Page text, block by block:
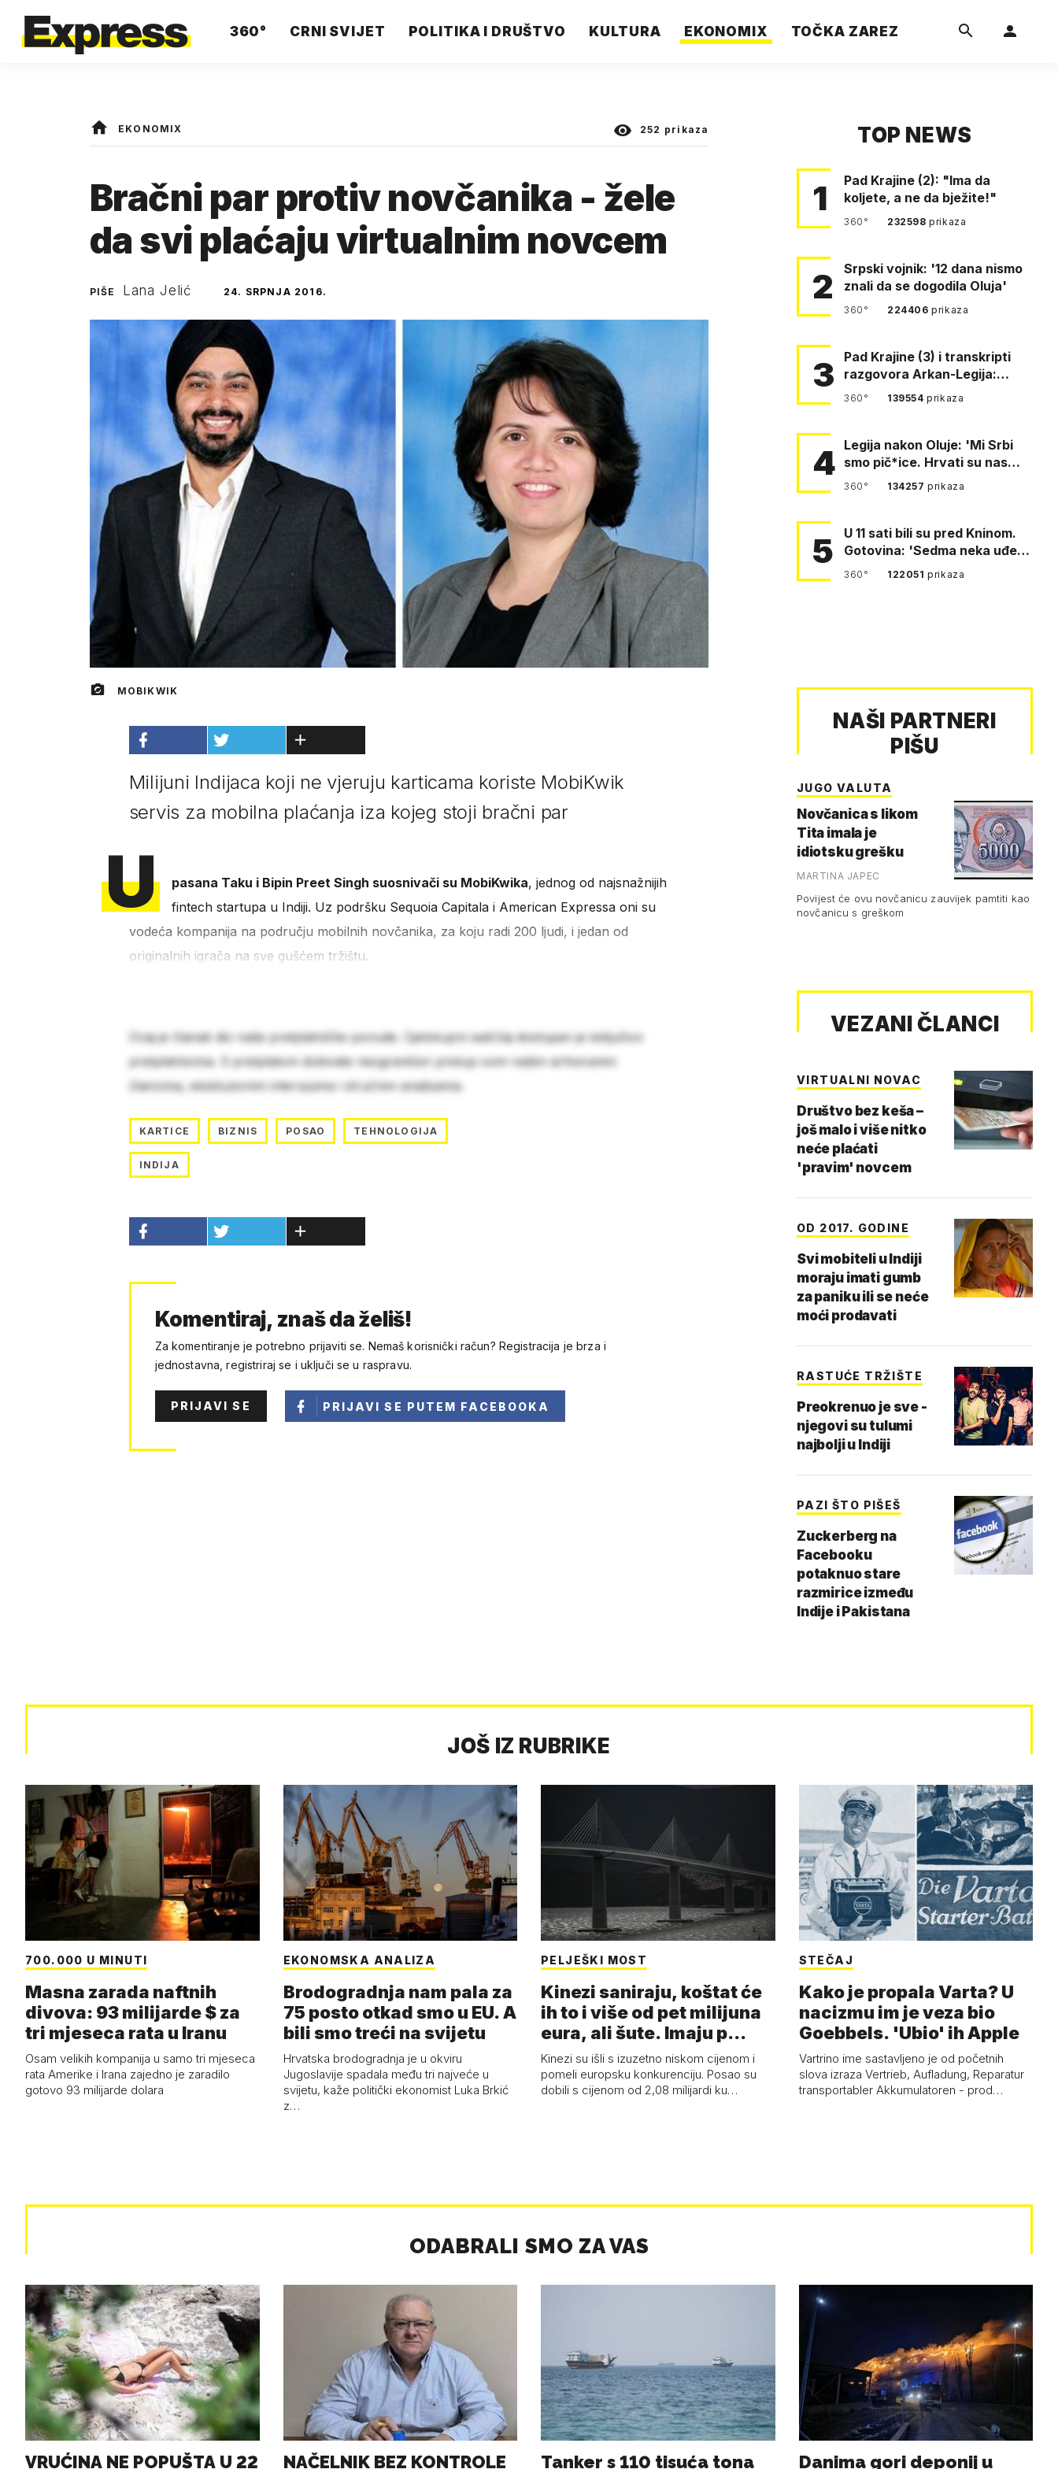
360° CRNI SVIJET POLITIKA I DRUŠTVO KULTURA EKONOMIX TOČKA ZAREZ
EKONOMIX 252 prikaza
Bračni par protiv novčanika - žele
da svi plaćaju virtualnim novcem
PIŠE Lana Jelić 24. SRPNJA 2016.
MOBIKWIK
Milijuni Indijaca koji ne vjeruju karticama koriste MobiKwik
servis za mobilna plaćanja iza kojeg stoji bračni par
U pasana Taku i Bipin Preet Singh suosnivači su MobiKwika, jednog od najsnažnijih
fintech startupa u Indiji. Uz podršku Sequoia Capitala i American Expressa oni su
vodeća kompanija na području mobilnih novčanika, za koju radi 200 ljudi, i jedan od
originalnih igrača na sve gušćem tržištu.
Ovaj je članak dio naše pretplatničke ponude. Cjelokupni sadržaj dostupan je isključivo
pretplatnicima. S pretplatom dobivate neograničen pristup svim našim arhiviranim
člancima, ekskluzivnim intervjuima i stručnim analizama.
KARTICE BIZNIS POSAO TEHNOLOGIJA
INDIJA
Komentiraj, znaš da želiš!
Za komentiranje je potrebno prijaviti se. Nemaš korisnički račun? Registracija je brza i
jednostavna, registriraj se i uključi se u raspravu.
PRIJAVI SE PRIJAVI SE PUTEM FACEBOOKA
TOP NEWS
1
Pad Krajine (2): "Ima da
koljete, a ne da bježite!"
360° 232598prikaza
2
Srpski vojnik: '12 dana nismo
znali da se dogodila Oluja'
360° 224406prikaza
3
Pad Krajine (3) i transkripti
razgovora Arkan-Legija:
'Čujem, prelazite ustašam…
360° 139554prikaza
4 Legija nakon Oluje: 'Mi Srbi
smo pič*ice. Hrvati su nas
pomeli!'
360° 134257prikaza
5
U 11 sati bili su pred Kninom.
Gotovina: 'Sedma neka uđe,
4. gardijska neka g…
360° 122051prikaza
NAŠI PARTNERI
PIŠU
JUGO VALUTA
Novčanica s likom
Tita imala je
idiotsku grešku
MARTINA JAPEC
Povijest će ovu novčanicu zauvijek pamtiti kao
novčanicu s greškom
VEZANI ČLANCI
VIRTUALNI NOVAC
Društvo bez keša –
još malo i više nitko
neće plaćati
'pravim' novcem
OD 2017. GODINE
Svi mobiteli u Indiji
moraju imati gumb
za paniku ili se neće
moći prodavati
RASTUĆE TRŽIŠTE
Preokrenuo je sve -
njegovi su tulumi
najbolji u Indiji
PAZI ŠTO PIŠEŠ
Zuckerberg na
Facebooku
potaknuo stare
razmirice između
Indije i Pakistana
JOŠ IZ RUBRIKE
700.000 U MINUTI
Masna zarada naftnih
divova: 93 milijarde $ za
tri mjeseca rata u Iranu
Osam velikih kompanija u samo tri mjeseca
rata Amerike i Irana zajedno je zaradilo
gotovo 93 milijarde dolara
EKONOMSKA ANALIZA
Brodogradnja nam pala za
75 posto otkad smo u EU. A
bili smo treći na svijetu
Hrvatska brodogradnja je u okviru
Jugoslavije spadala među tri najveće u
svijetu, kaže politički ekonomist Luka Brkić
z…
PELJEŠKI MOST
Kinezi saniraju, koštat će
ih to i više od pet milijuna
eura, ali šute. Imaju p…
Kinezi su išli s izuzetno niskom cijenom i
pomeli europsku konkurenciju. Posao su
dobili s cijenom od 2,08 milijardi ku…
STEČAJ
Kako je propala Varta? U
nacizmu im je veza bio
Goebbels. 'Ubio' ih Apple
Vartrino ime sastavljeno je od početnih
slova izraza Vertrieb, Aufladung, Reparatur
transportabler Akkumulatoren - prod…